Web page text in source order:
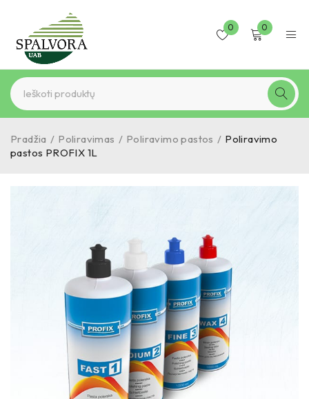
0 0
Pradžia / Poliravimas / Poliravimo pastos / Poliravimo
pastos PROFIX 1L